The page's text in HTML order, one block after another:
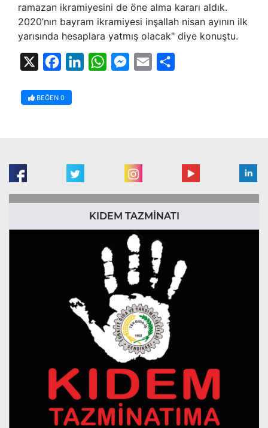
ramazan ikramiyesini de öne alma kararı aldık.
2020’nın bayram ikramiyesi inşallah nisan ayının ilk
yarısında hesaplara yatmış olacak" diye konuştu.
FacebookLinkedInWhatsAppMessenger
Email
BEĞEN 0
KIDEM TAZMİNATI